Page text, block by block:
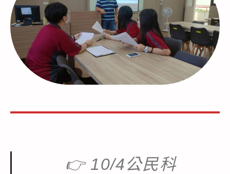
👉10/4公民科